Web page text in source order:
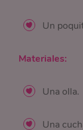
Un
Materiales:
Una olla.
Una